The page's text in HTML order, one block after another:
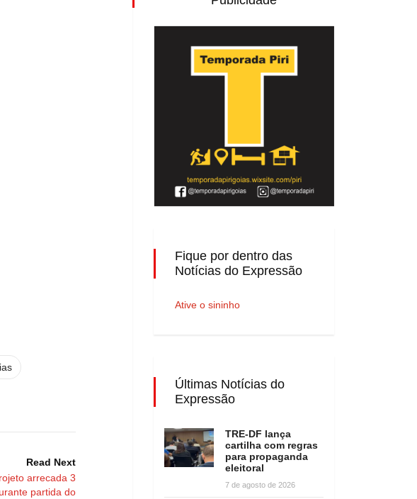
Read Next
arrecada 3
partida do
Fique por dentro das
Notícias do Expressão
Ative o sininho
Últimas Notícias do
Expressão
TRE-DF lança
cartilha com regras
para propaganda
eleitoral
7 de agosto de 2026